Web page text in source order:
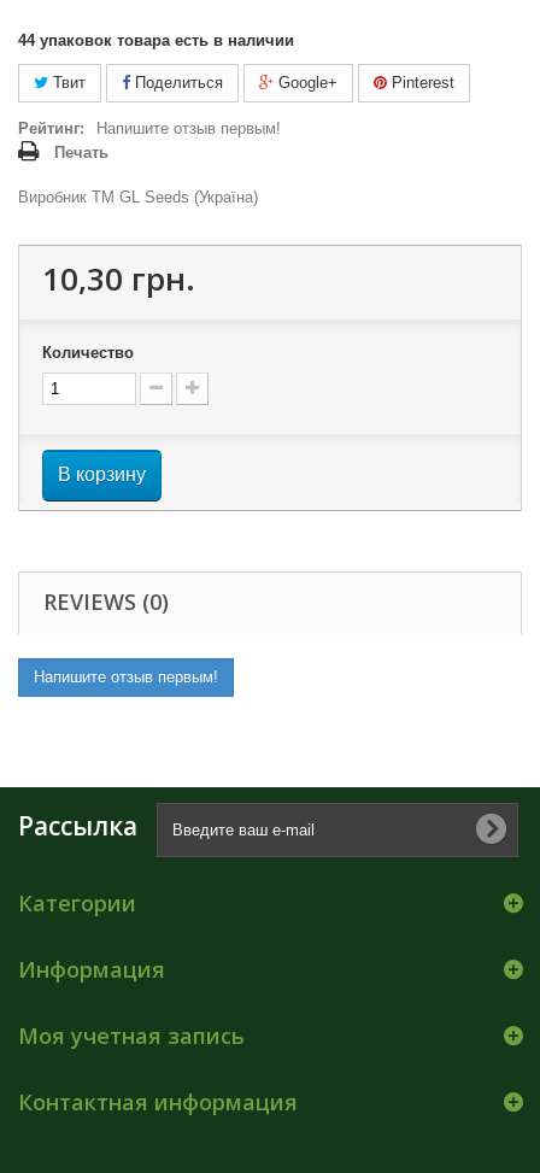
44 упаковок товара есть в наличии
Твит Поделиться Google+ Pinterest
Рейтинг:
Напишите отзыв первым!
Печать
Виробник ТМ GL Seeds (Україна)
10,30 грн.
Количество
В корзину
REVIEWS (0)
Напишите отзыв первым!
Рассылка
Категории
Информация
Моя учетная запись
Контактная информация